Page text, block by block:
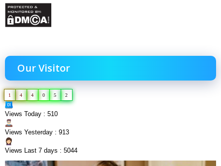
Our Visitor
1 4 4 0 5 2
Views Today : 510
Views Yesterday : 913
Views Last 7 days : 5044